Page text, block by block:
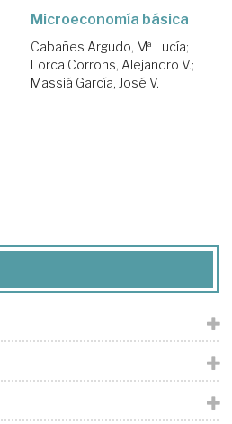
Microeconomía básica
Cabañes Argudo, Mª Lucía;
Lorca Corrons, Alejandro V.;
Massiá García, José V.